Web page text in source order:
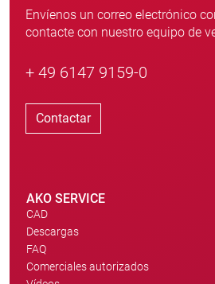
Envíenos un correo electrónico
contacte con nuestro equipo de
+ 49 6147 9159-0
Contactar
AKO SERVICE
CAD
Descargas
FAQ
Comerciales autorizados